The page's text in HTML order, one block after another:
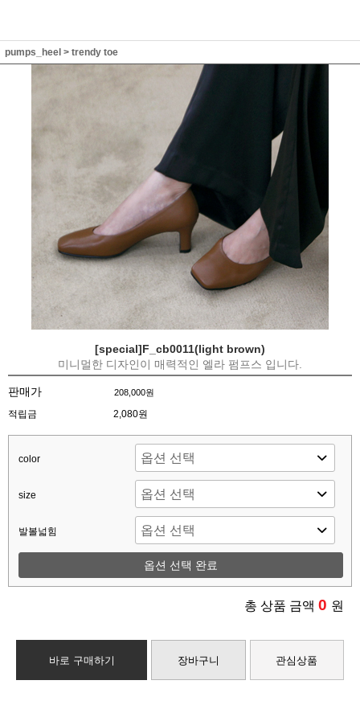
pumps_heel > trendy toe
[special]F_cb0011(light brown)
미니멀한 디자인이 매력적인 엘라 펌프스 입니다.
판매가 208,000원
적립금 2,080원
color
size
발볼넓힘
옵션 선택 완료
총 상품 금액 0 원
바로 구매하기 장바구니 관심상품